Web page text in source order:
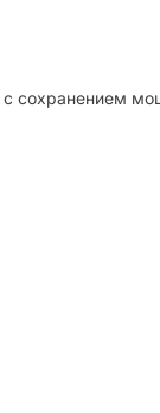
с сохранением